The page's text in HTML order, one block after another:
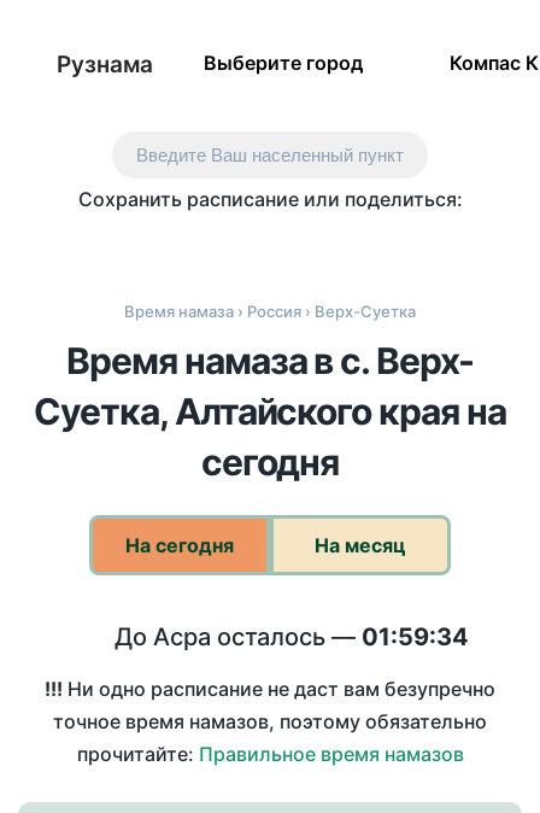
Рузнама Выберите город Компас
Введите Ваш населенный пункт
Сохранить расписание или поделиться:
Время намаза › Россия › Верх-Суетка
Время намаза в с. Верх-
Суетка, Алтайского края на
сегодня
На сегодня На месяц
До Асра осталось — 01:59:34
!!! Ни одно расписание не даст вам безупречно
точное время намазов, поэтому обязательно
прочитайте: Правильное время намазов